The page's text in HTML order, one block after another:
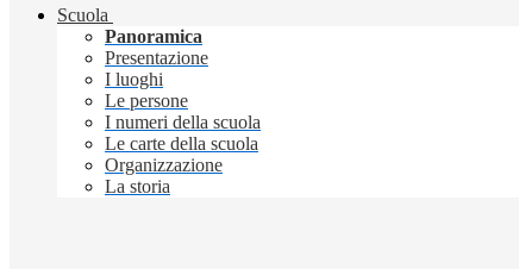
Scuola
Panoramica
Presentazione
I luoghi
Le persone
I numeri della scuola
Le carte della scuola
Organizzazione
La storia